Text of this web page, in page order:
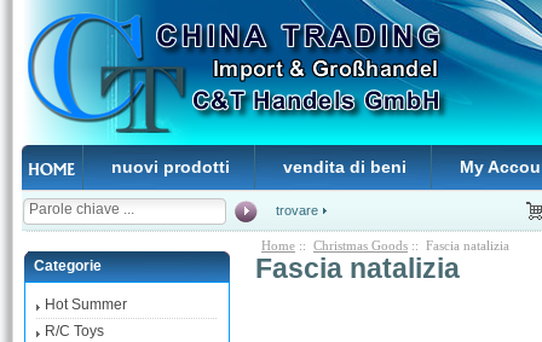
nuovi prodotti vendita di beni My
trovare
Categorie
Hot Summer
R/C Toys
Home :: Christmas Goods :: Fascia natalizia
Fascia natalizia